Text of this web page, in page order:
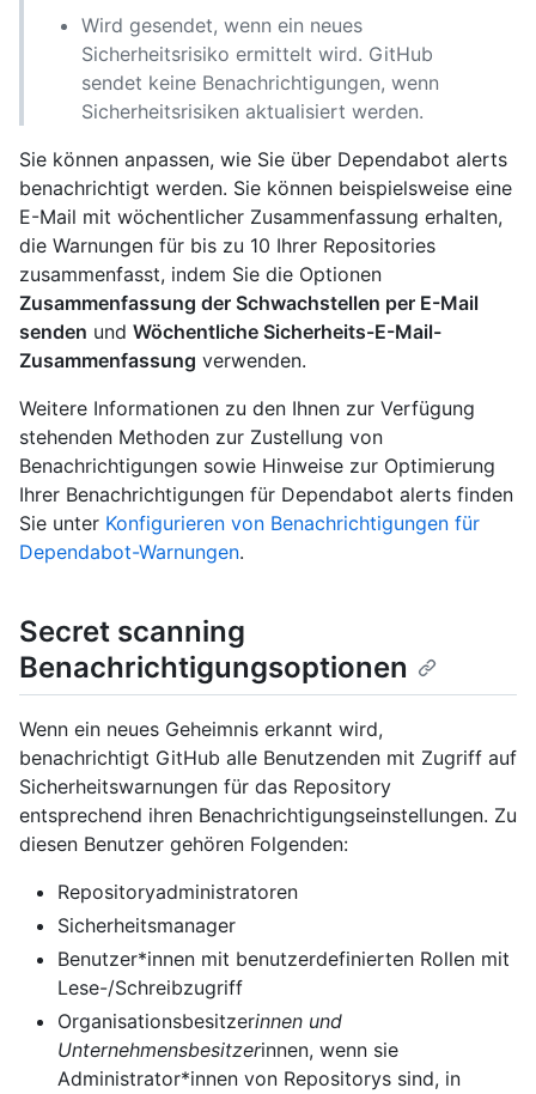
Wird gesendet, wenn ein neues
Sicherheitsrisiko ermittelt wird. GitHub
sendet keine Benachrichtigungen, wenn
Sicherheitsrisiken aktualisiert werden.
Sie können anpassen, wie Sie über Dependabot alerts
benachrichtigt werden. Sie können beispielsweise eine
E-Mail mit wöchentlicher Zusammenfassung erhalten,
die Warnungen für bis zu 10 Ihrer Repositories
zusammenfasst, indem Sie die Optionen
Zusammenfassung der Schwachstellen per E-Mail
senden und Wöchentliche Sicherheits-E-Mail-
Zusammenfassung verwenden.
Weitere Informationen zu den Ihnen zur Verfügung
stehenden Methoden zur Zustellung von
Benachrichtigungen sowie Hinweise zur Optimierung
Ihrer Benachrichtigungen für Dependabot alerts finden
Sie unter Konfigurieren von Benachrichtigungen für
Dependabot-Warnungen.
Secret scanning
Benachrichtigungsoptionen
Wenn ein neues Geheimnis erkannt wird,
benachrichtigt GitHub alle Benutzenden mit Zugriff auf
Sicherheitswarnungen für das Repository
entsprechend ihren Benachrichtigungseinstellungen. Zu
diesen Benutzer gehören Folgenden:
Repositoryadministratoren
Sicherheitsmanager
Benutzer*innen mit benutzerdefinierten Rollen mit
Lese-/Schreibzugriff
Organisationsbesitzerinnen und
Unternehmensbesitzerinnen, wenn sie
Administrator*innen von Repositorys sind, in